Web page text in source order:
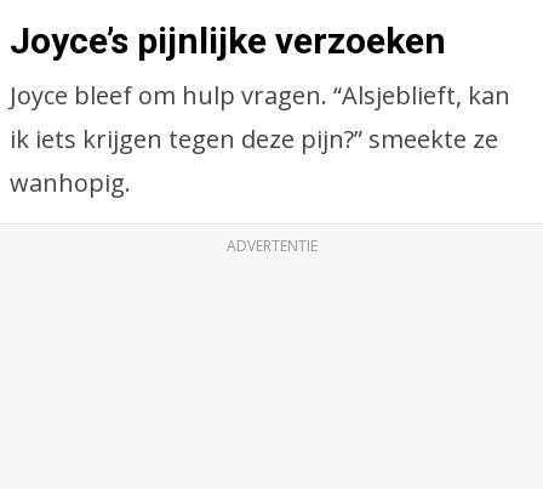
Joyce’s pijnlijke verzoeken
Joyce bleef om hulp vragen. “Alsjeblieft, kan
ik iets krijgen tegen deze pijn?” smeekte ze
wanhopig.
ADVERTENTIE